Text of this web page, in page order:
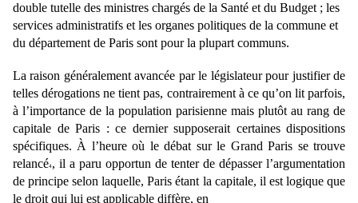
double tutelle des ministres chargés de la Santé et du Budget ; les
services administratifs et les organes politiques de la commune et
du département de Paris sont pour la plupart communs.
La raison généralement avancée par le législateur pour justifier de
telles dérogations ne tient pas, contrairement à ce qu’on lit parfois,
à l’importance de la population parisienne mais plutôt au rang de
capitale de Paris : ce dernier supposerait certaines dispositions
spécifiques. À l’heure où le débat sur le Grand Paris se trouve
relancé4, il a paru opportun de tenter de dépasser l’argumentation
de principe selon laquelle, Paris étant la capitale, il est logique que
le droit qui lui est applicable diffère, en